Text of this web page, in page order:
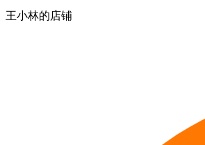
王小林的店铺